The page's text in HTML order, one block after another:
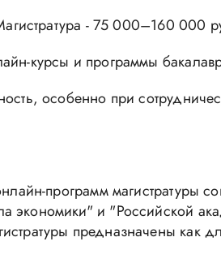
- 75 000–160 000
курсы и программы
особенно при
программ магистратуры
и "Российской
предназначены как